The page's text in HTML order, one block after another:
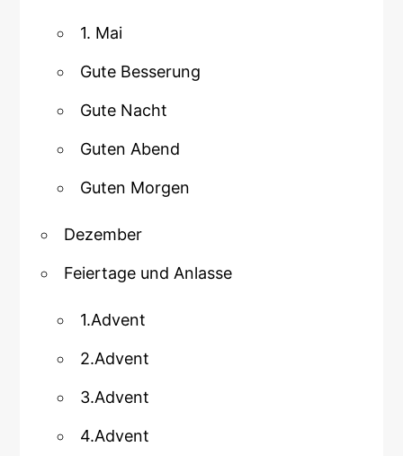
1. Mai
Gute Besserung
Gute Nacht
Guten Abend
Guten Morgen
Dezember
Feiertage und Anlasse
1.Advent
2.Advent
3.Advent
4.Advent